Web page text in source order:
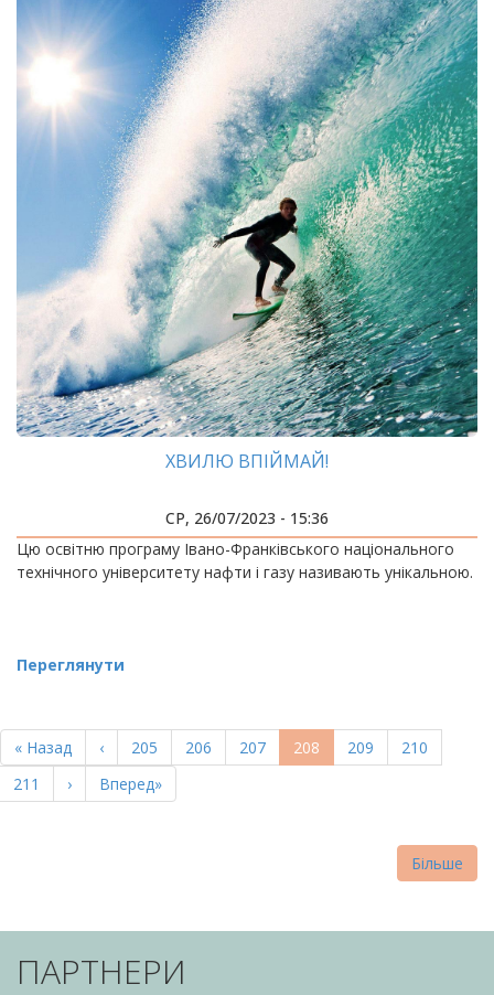
ХВИЛЮ ВПІЙМАЙ!
СР, 26/07/2023 - 15:36
Цю освітню програму Івано-Франківського національного
технічного університету нафти і газу називають унікальною.
Переглянути
НА
СТОРІНКИ
Перша
сторінка
« Назад
Попередня
сторінка
‹ Page
205 Page
206 Page
207
Поточна
сторінка
208 Page
209 Page
210
Page
211
Наступна
сторінка
›
Остання
сторінка
Вперед»
Більше
ПАРТНЕРИ